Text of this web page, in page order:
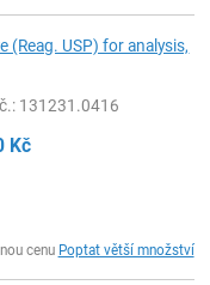
(Reag. USP) for analysis,
: 131231.0416
Kč
cenu Poptat větší množství